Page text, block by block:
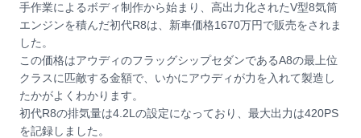
手作業によるボディ制作から始まり、高出力化されたV型8気筒
エンジンを積んだ初代R8は、新車価格1670万円で販売をされま
した。
この価格はアウディのフラッグシップセダンであるA8の最上位
クラスに匹敵する金額で、いかにアウディが力を入れて製造し
たかがよくわかります。
初代R8の排気量は4.2Lの設定になっており、最大出力は420PS
を記録しました。